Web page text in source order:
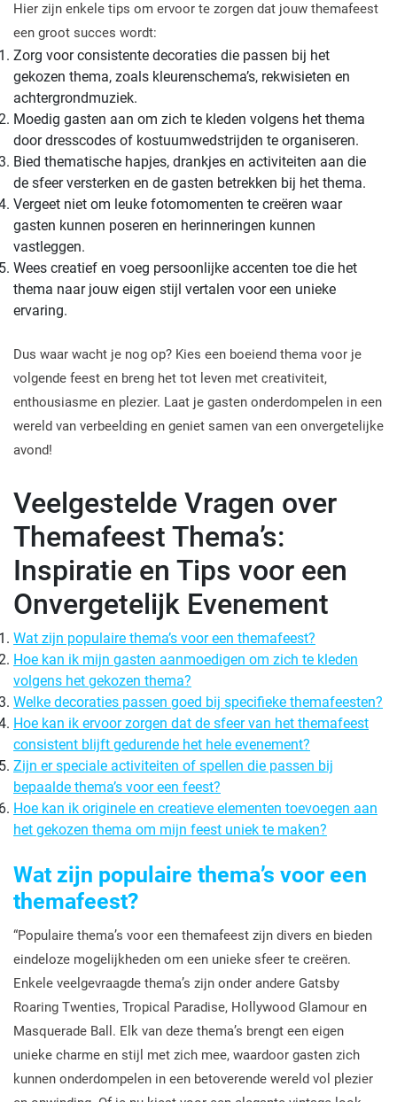
Hier zijn enkele tips om ervoor te zorgen dat jouw themafeest
een groot succes wordt:
Zorg voor consistente decoraties die passen bij het
gekozen thema, zoals kleurenschema’s, rekwisieten en
achtergrondmuziek.
Moedig gasten aan om zich te kleden volgens het thema
door dresscodes of kostuumwedstrijden te organiseren.
Bied thematische hapjes, drankjes en activiteiten aan die
de sfeer versterken en de gasten betrekken bij het thema.
Vergeet niet om leuke fotomomenten te creëren waar
gasten kunnen poseren en herinneringen kunnen
vastleggen.
Wees creatief en voeg persoonlijke accenten toe die het
thema naar jouw eigen stijl vertalen voor een unieke
ervaring.
Dus waar wacht je nog op? Kies een boeiend thema voor je
volgende feest en breng het tot leven met creativiteit,
enthousiasme en plezier. Laat je gasten onderdompelen in een
wereld van verbeelding en geniet samen van een onvergetelijke
avond!
Veelgestelde Vragen over
Themafeest Thema’s:
Inspiratie en Tips voor een
Onvergetelijk Evenement
Wat zijn populaire thema’s voor een themafeest?
Hoe kan ik mijn gasten aanmoedigen om zich te kleden
volgens het gekozen thema?
Welke decoraties passen goed bij specifieke themafeesten?
Hoe kan ik ervoor zorgen dat de sfeer van het themafeest
consistent blijft gedurende het hele evenement?
Zijn er speciale activiteiten of spellen die passen bij
bepaalde thema’s voor een feest?
Hoe kan ik originele en creatieve elementen toevoegen aan
het gekozen thema om mijn feest uniek te maken?
Wat zijn populaire thema’s voor een
themafeest?
“Populaire thema’s voor een themafeest zijn divers en bieden
eindeloze mogelijkheden om een unieke sfeer te creëren.
Enkele veelgevraagde thema’s zijn onder andere Gatsby
Roaring Twenties, Tropical Paradise, Hollywood Glamour en
Masquerade Ball. Elk van deze thema’s brengt een eigen
unieke charme en stijl met zich mee, waardoor gasten zich
kunnen onderdompelen in een betoverende wereld vol plezier